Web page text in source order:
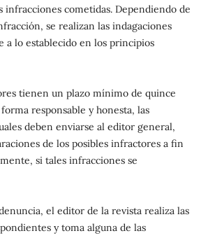
infracciones cometidas. Dependiendo de
se realizan las indagaciones
a lo establecido en los principios
tienen un plazo mínimo de quince
responsable y honesta, las
deben enviarse al editor general,
de los posibles infractores a fin
si tales infracciones se
el editor de la revista realiza las
y toma alguna de las